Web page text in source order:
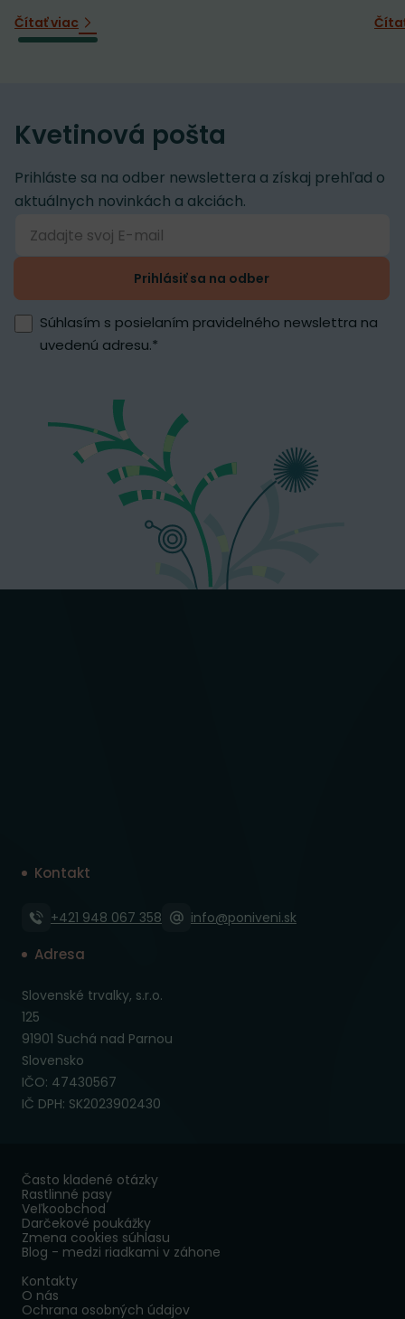
Čítať viac
Kvetinová pošta
Prihláste sa na odber newslettera a získaj prehľad o
aktuálnych novinkách a akciách.
Prihlásiť sa na odber
Súhlasím s posielaním pravidelného newslettra na
uvedenú adresu.*
Kontakt
+421 948 067 358 info@poniveni.sk
Adresa
Slovenské trvalky, s.r.o.
125
91901 Suchá nad Parnou
Slovensko
IČO: 47430567
IČ DPH: SK2023902430
Často kladené otázky
Rastlinné pasy
Veľkoobchod
Darčekové poukážky
Zmena cookies súhlasu
Blog - medzi riadkami v záhone
Kontakty
O nás
Ochrana osobných údajov